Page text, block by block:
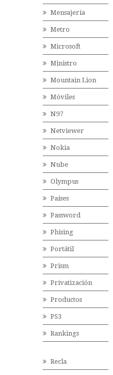
Mensajería
Metro
Microsoft
Ministro
Mountain Lion
Móviles
N97
Netviewer
Nokia
Nube
Olympus
Países
Password
Phising
Portátil
Prism
Privatización
Productos
PS3
Rankings
Recla